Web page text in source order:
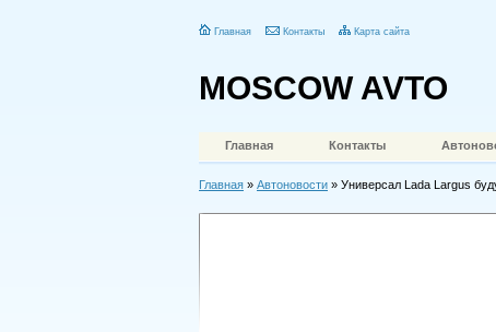
Главная Контакты Карта сайта
MOSCOW AVTO
Главная Контакты
Главная » Автоновости » Универсал Lada Largus